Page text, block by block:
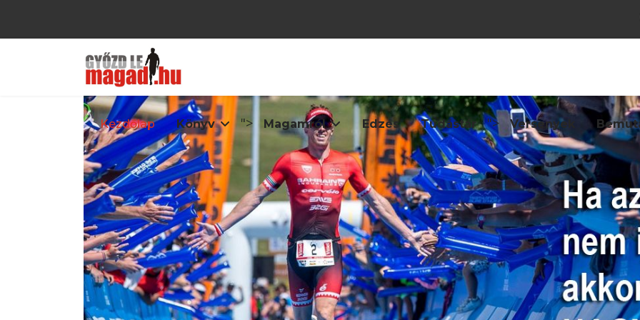
Kezdőlap Könyv "> Magamról Edzés Tudástár "> Versenyek